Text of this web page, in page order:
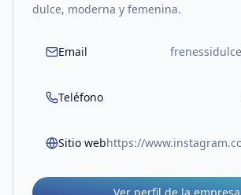
dulce, moderna y femenina.
Email
Teléfono
Sitio web